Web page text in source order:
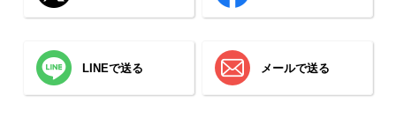
LINEで送る メールで送る